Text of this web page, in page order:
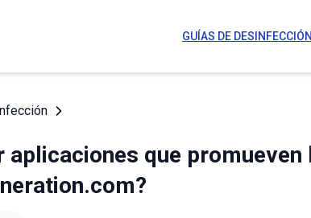
GUÍAS DE DESINFECCIÓN
aplicaciones que promueven